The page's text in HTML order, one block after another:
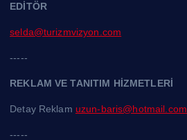
EDİTÖR
selda@turizmvizyon.com
-----
REKLAM VE TANITIM HİZMETLERİ
Detay Reklam uzun-baris@hotmail.com
-----